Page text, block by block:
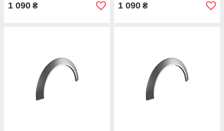
1 090 ₴ 1 090 ₴